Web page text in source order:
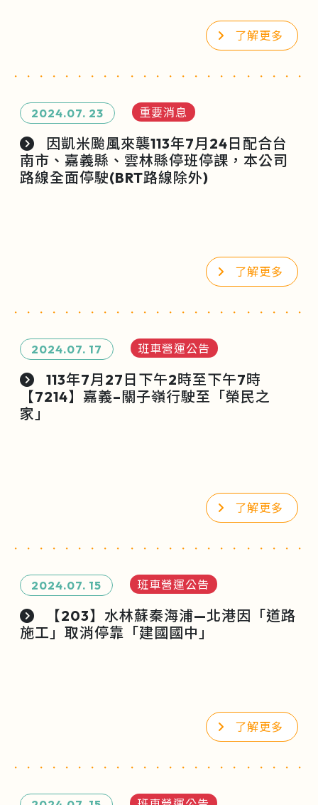
了解更多
2024.07. 23 重要消息
因凱米颱風來襲113年7月24日配合台
南市、嘉義縣、雲林縣停班停課，本公司
路線全面停駛(BRT路線除外)
了解更多
2024.07. 17 班車營運公告
113年7月27日下午2時至下午7時
【7214】嘉義–關子嶺行駛至「榮民之
家」
了解更多
2024.07. 15 班車營運公告
【203】水林蘇秦海浦—北港因「道路
施工」取消停靠「建國國中」
了解更多